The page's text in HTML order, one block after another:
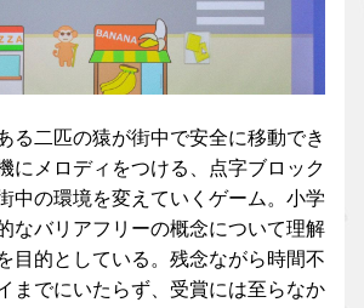
る二匹の猿が街中で安全に移動でき
にメロディをつける、点字ブロック
中の環境を変えていくゲーム。小学
なバリアフリーの概念について理解
目的としている。残念ながら時間不
までにいたらず、受賞には至らなか